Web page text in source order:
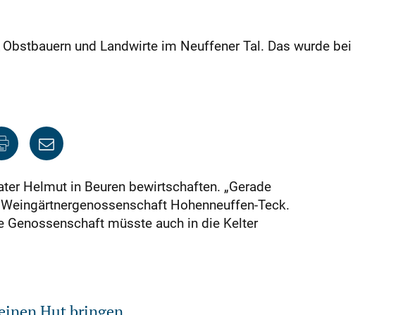
und Landwirte im Neuffener Tal. Das wurde bei
Helmut in Beuren bewirtschaften. „Gerade
Hohenneuffen-Teck.
Genossenschaft müsste auch in die Kelter